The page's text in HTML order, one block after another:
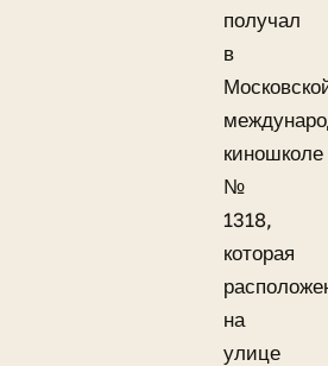
получал
в
киношколе
№
1318,
которая
на
улице